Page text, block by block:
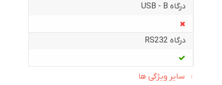
درگاه USB - B
درگاه RS232
سایر ویژگی ها